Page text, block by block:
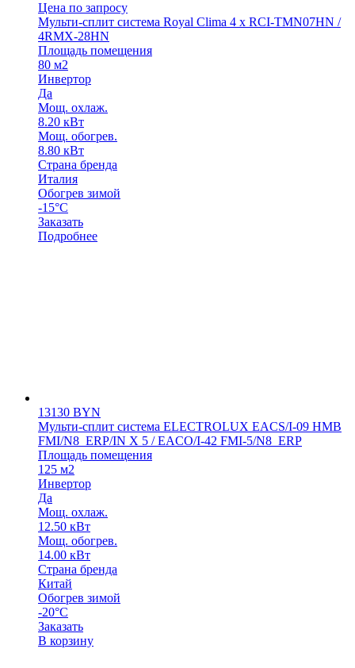
Цена по запросу
Мульти-сплит система Royal Clima 4 х RCI-TMN07HN /
4RMX-28HN
Площадь помещения
80 м2
Инвертор
Да
Мощ. охлаж.
8.20 кВт
Мощ. обогрев.
8.80 кВт
Страна бренда
Италия
Обогрев зимой
-15°С
Заказать
Подробнее
13130 BYN
Мульти-сплит система ELECTROLUX EACS/I-09 HMB
FMI/N8_ERP/IN X 5 / EACO/I-42 FMI-5/N8_ERP
Площадь помещения
125 м2
Инвертор
Да
Мощ. охлаж.
12.50 кВт
Мощ. обогрев.
14.00 кВт
Страна бренда
Китай
Обогрев зимой
-20°С
Заказать
В корзину